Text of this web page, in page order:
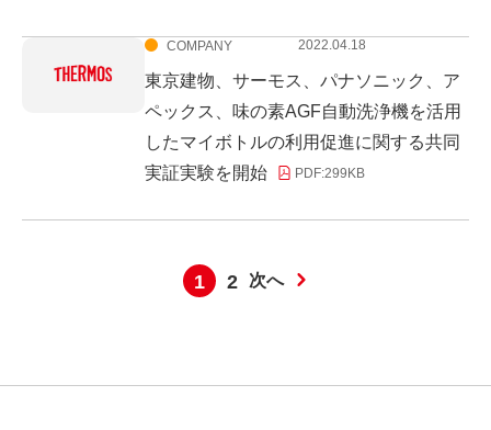
COMPANY 2022.04.18
東京建物、サーモス、パナソニック、ア
ペックス、味の素AGF自動洗浄機を活用
したマイボトルの利用促進に関する共同
実証実験を開始
PDF:299KB
1 2 次へ